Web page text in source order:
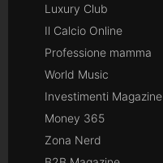
Luxury Club
Il Calcio Online
Professione mamma
World Music
Investimenti Magazine
Money 365
Zona Nerd